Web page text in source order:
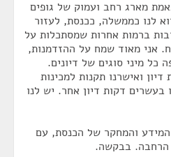
מארג רחב ועמוק של גופים
לנו כממשלה, ככנסת, לעזור
ברמות אחרות שמסתכלות על
אני מאוד שמח על ההזדמנות,
כל מיני סוגים של דיונים.
ואישרנו תקנות למכינות
בעשרים דקות דיון אחר. יש לנו
המידע והמחקר של הכנסת, עם
הרחבה. בבקשה.